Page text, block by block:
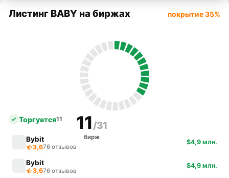
Листинг BABY на биржах покрытие 35%
11/31
бирж
Торгуется11
Bybit
3,676 отзывов
$4,9 млн.
Bybit
3,676 отзывов
$4,9 млн.